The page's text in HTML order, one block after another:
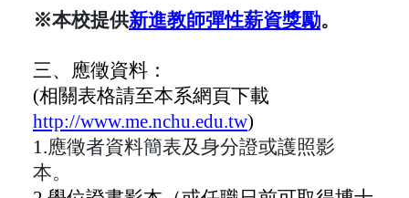
※本校提供新進教師彈性薪資獎勵。
三、應徵資料：
(相關表格請至本系網頁下載
http://www.me.nchu.edu.tw)
1.應徵者資料簡表及身分證或護照影
本。